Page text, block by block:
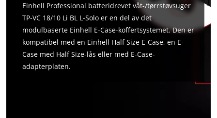
Einhell Professional batteridrevet våt-/tørrstøvsuger
TP-VC 18/10 Li BL L-Solo er en del av det
modulbaserte Einhell E-Case-koffertsystemet. Den er
kompatibel med en Einhell Half Size E-Case, en E-
Case med Half Size-lås eller med E-Case-
adapterplaten.